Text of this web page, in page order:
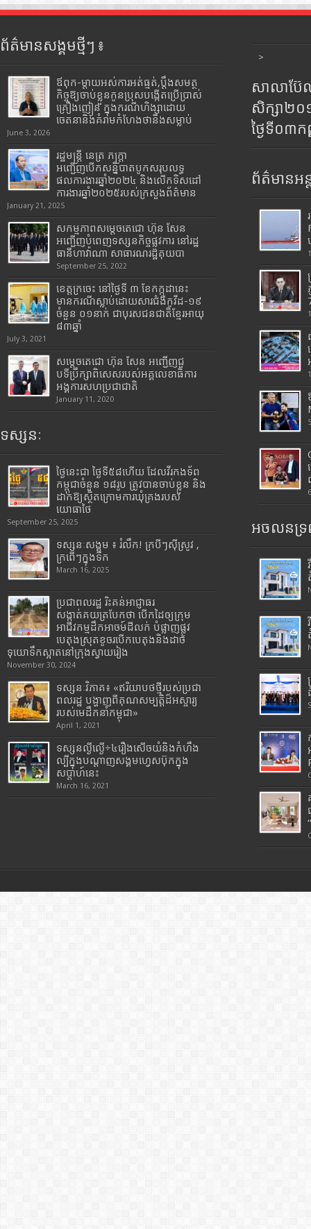
ព័ត៌មានសង្គមថ្មីៗ ៖
ឪពុក-ម្ដាយអស់ការអត់ធ្មត់,ប្ដឹងសមត្ថ
កិច្ចឱ្យចាប់ខ្លួនកូនប្រុសបង្កើតប្រើប្រាស់
គ្រឿងញៀន ក្នុងករណីហិង្សាដោយ
ចេតនានិងគំរាមកំហែងថានឹងសម្លាប់
June 3, 2026
រដ្ឋមន្រ្តី​ នេត្រ​ ភក្ត្រា​
អញ្ជើញបើកសន្និបាតបូកសរុបលទ្ធ
ផលការងារឆ្នាំ២០២៤ និងលើកទិសដៅ
ការងារឆ្នាំ២០២៥របស់​ក្រសួង​ព័ត៌មាន​
January 21, 2025
សកម្មភាពសម្តេចតេជោ ហ៊ុន សែន
អញ្ជើញបំពេញទស្សនកិច្ចផ្លូវការ នៅរដ្ឋ
ធានីហាវ៉ាណា សាធារណរដ្ឋគុយបា
September 25, 2022
ខេត្តក្រចេះ នៅថ្ងៃទី ៣ ខែកក្កដានេះ
មានករណីស្លាប់ដោយសារជំងឺកូវីដ-១៩
ចំនួន ០១នាក់ ជាបុរសជនជាតិខ្មែរអាយុ
៨៣ឆ្នាំ
July 3, 2021
សម្តេចតេជោ ហ៊ុន សែន អញ្ជើញជួ
បទីប្រឹក្សាពិសេសរបស់អគ្គលេខាធិការ
អង្គការសហប្រជាជាតិ
January 11, 2020
ទស្សនៈ
ថ្ងៃនេះជា ថ្ងៃទី៥៨ហើយ ដែលវីរកងទ័ព
កម្ពុជាចំនួន ១៨រូប ត្រូវបានចាប់ខ្លួន និង
ដាក់ឱ្យស្ថិតក្រោមការឃុំគ្រងរបស់
យោធាថៃ
September 25, 2025
ទស្សនៈសង្គម ៖ រំលឹក! ក្របីៗស៊ីស្រូវ ,
ក្រពើៗក្នុងទឹក
March 16, 2025
ប្រជាពលរដ្ឋ រិះគន់អាជ្ញាធរ
សង្កាត់គយត្របែកថា បើកដៃឲ្យក្រុម
អាជីវកម្មដឹកអាចម៍ដីលក់ បំផ្លាញផ្លូវ
បេតុងស្រុតខូចរបើកបេតុងនិងដាច់
ទុយោទឹកស្អាតនៅក្រុងស្វាយរៀង
November 30, 2024
ទស្សនៈវិភាគ៖ «ឥរិយាបថថ្មីរបស់ប្រជា
ពលរដ្ឋ បង្ហាញពីគុណសម្បត្តិដ៏អស្ចារ្យ
របស់មេដឹកនាំកម្ពុជា»
April 1, 2021
ទស្សនល្ងីល្ងើ÷៤រឿងសើចយំនិងកំហឹង
ល្បីក្នុងបណ្តាញសង្គមហ្វេសប៊ុកក្នុង
សប្តាហ៍នេះ
March 16, 2021
>
សាលាប៊ែ
សិក្សា២
ថ្ងៃទី០៣
ព័ត៌មានអន្
អចលនទ្រ